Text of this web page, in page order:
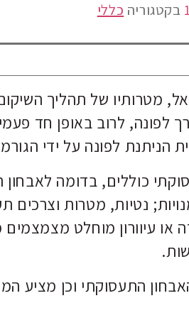
בקטגוריה כללי
מטרותיו של תהליך
לפונה, לרוב באופן חד
הניתנת לפונה על ידי
כוללים, בדומה
נטיות, מטרות וצרכים
או עיוורון מוחלט
התעסוקתי וכן מציע